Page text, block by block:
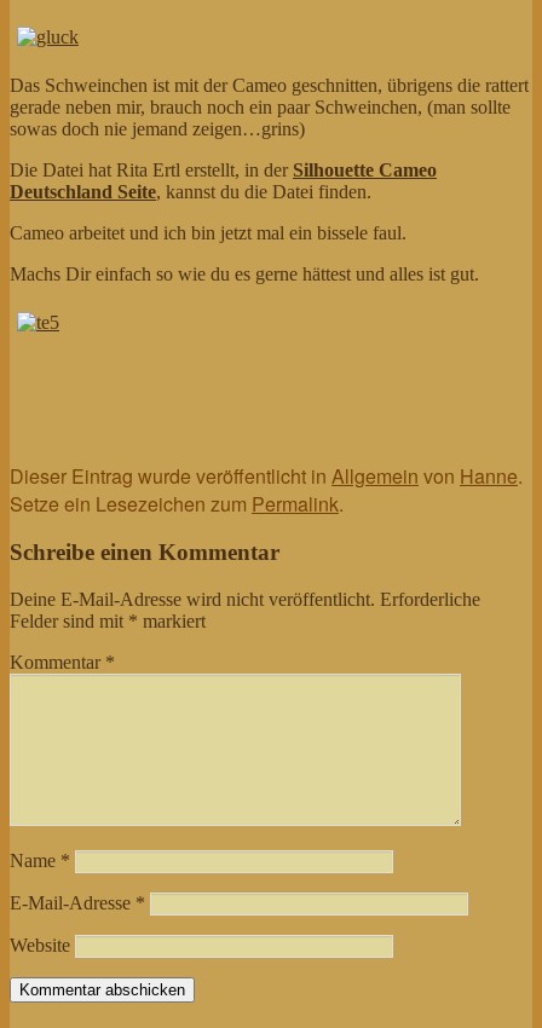
Das Schweinchen ist mit der Cameo geschnitten, übrigens die rattert
gerade neben mir, brauch noch ein paar Schweinchen, (man sollte
sowas doch nie jemand zeigen…grins)
Die Datei hat Rita Ertl erstellt, in der Silhouette Cameo
Deutschland Seite, kannst du die Datei finden.
Cameo arbeitet und ich bin jetzt mal ein bissele faul.
Machs Dir einfach so wie du es gerne hättest und alles ist gut.
Dieser Eintrag wurde veröffentlicht in Allgemein von Hanne.
Setze ein Lesezeichen zum Permalink.
Schreibe einen Kommentar
Deine E-Mail-Adresse wird nicht veröffentlicht. Erforderliche
Felder sind mit * markiert
Kommentar *
Name *
E-Mail-Adresse *
Website